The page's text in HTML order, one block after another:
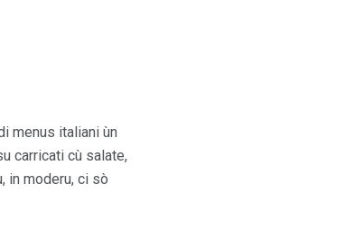
menus italiani ùn
carricati cù salate,
in moderu, ci sò